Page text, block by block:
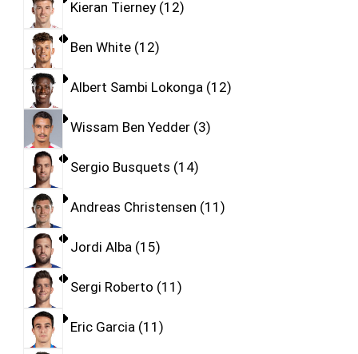
Kieran Tierney 12
Ben White 12
Albert Sambi Lokonga 12
Wissam Ben Yedder 3
Sergio Busquets 14
Andreas Christensen 11
Jordi Alba 15
Sergi Roberto 11
Eric Garcia 11